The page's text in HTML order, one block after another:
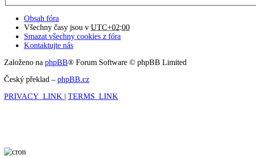
Obsah fóra
Všechny časy jsou v UTC+02:00
Smazat všechny cookies z fóra
Kontaktujte nás
Založeno na phpBB® Forum Software © phpBB Limited
Český překlad – phpBB.cz
PRIVACY_LINK | TERMS_LINK